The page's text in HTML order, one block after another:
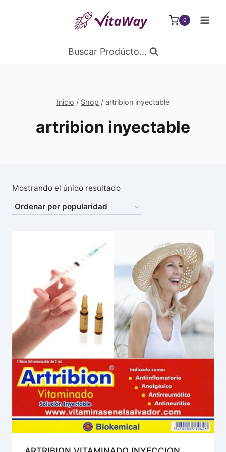
0
Buscar Prodúcto...
Inicio / Shop / artribion inyectable
artribion inyectable
Mostrando el único resultado